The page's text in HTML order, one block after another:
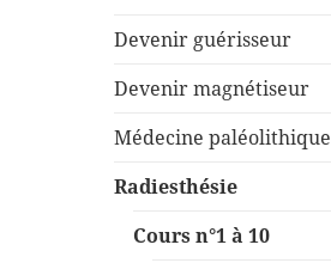
Devenir guérisseur
Devenir magnétiseur
Médecine paléolithique
Radiesthésie
Cours n°1 à 10